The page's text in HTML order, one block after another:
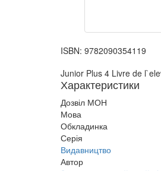
ISBN: 9782090354119
Junior Plus 4 Livre de
Характеристики
Дозвіл МОН
Мова
Обкладинка
Серія
Видавництво
Автор